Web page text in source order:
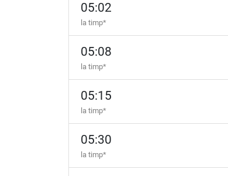
05:02
la timp*
05:08
la timp*
05:15
la timp*
05:30
la timp*